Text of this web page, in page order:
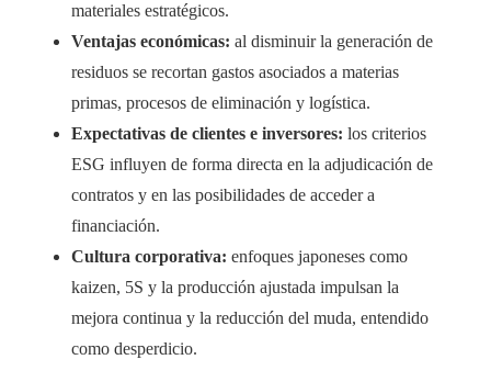
materiales estratégicos.
Ventajas económicas: al disminuir la generación de
residuos se recortan gastos asociados a materias
primas, procesos de eliminación y logística.
Expectativas de clientes e inversores: los criterios
ESG influyen de forma directa en la adjudicación de
contratos y en las posibilidades de acceder a
financiación.
Cultura corporativa: enfoques japoneses como
kaizen, 5S y la producción ajustada impulsan la
mejora continua y la reducción del muda, entendido
como desperdicio.